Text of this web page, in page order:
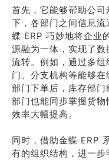
首先，它能够帮助公
下，各部门之间信息
蝶 ERP 巧妙地将企业
源融为一体，实现了
流转。例如，通过多
门、分支机构等能够
部门下单后，库存部
部门也能同步掌握货
效率大幅提高。
同时，借助金蝶 ERP
有的组织结构，进一